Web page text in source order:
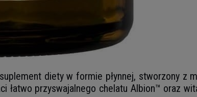
diety w formie płynnej, stworzony z
łatwo przyswajalnego chelatu Albion™ oraz